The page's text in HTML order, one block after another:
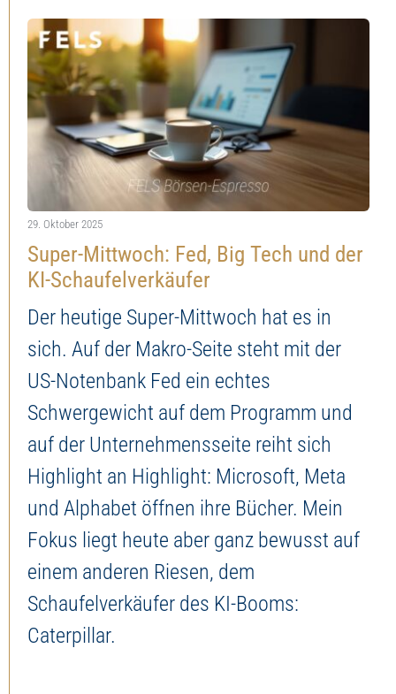
29. Oktober 2025
Super-Mittwoch: Fed, Big Tech und der
KI-Schaufelverkäufer
Der heutige Super-Mittwoch hat es in
sich. Auf der Makro-Seite steht mit der
US-Notenbank Fed ein echtes
Schwergewicht auf dem Programm und
auf der Unternehmensseite reiht sich
Highlight an Highlight: Microsoft, Meta
und Alphabet öffnen ihre Bücher. Mein
Fokus liegt heute aber ganz bewusst auf
einem anderen Riesen, dem
Schaufelverkäufer des KI-Booms:
Caterpillar.